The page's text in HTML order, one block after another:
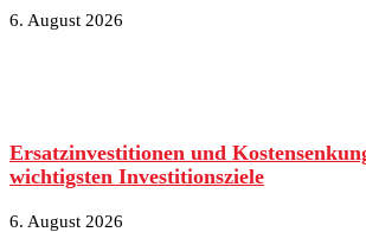
6. August 2026
Ersatzinvestitionen und
wichtigsten Investitionsziele
6. August 2026